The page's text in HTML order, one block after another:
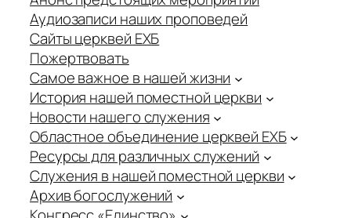
Аудиозаписи наших проповедей
Сайты церквей ЕХБ
Пожертвовать
Самое важное в нашей жизни
История нашей поместной церкви
Новости нашего служения
Областное объединение церквей ЕХБ
Ресурсы для различных служений
Служения в нашей поместной церкви
Архив богослужений